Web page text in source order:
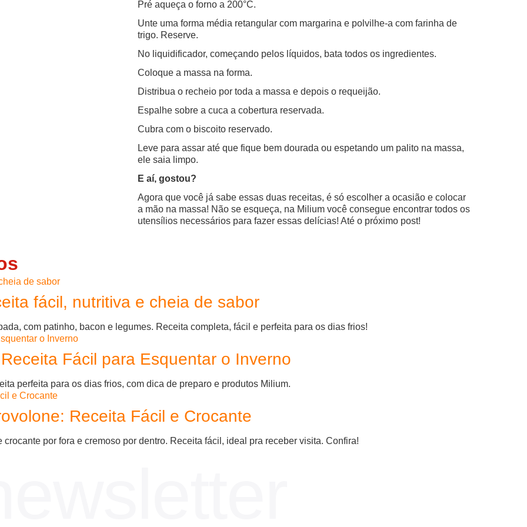
Pré aqueça o forno a 200°C.
Unte uma forma média retangular com margarina e polvilhe-a com farinha de
trigo. Reserve.
No liquidificador, começando pelos líquidos, bata todos os ingredientes.
Coloque a massa na forma.
Distribua o recheio por toda a massa e depois o requeijão.
Espalhe sobre a cuca a cobertura reservada.
Cubra com o biscoito reservado.
Leve para assar até que fique bem dourada ou espetando um palito na massa,
ele saia limpo.
E aí, gostou?
Agora que você já sabe essas duas receitas, é só escolher a ocasião e colocar
a mão na massa! Não se esqueça, na Milium você consegue encontrar todos os
utensílios necessários para fazer essas delícias! Até o próximo post!
fácil, nutritiva e cheia de sabor
com patinho, bacon e legumes. Receita completa, fácil e perfeita para os dias frios!
Fácil para Esquentar o Inverno
perfeita para os dias frios, com dica de preparo e produtos Milium.
Receita Fácil e Crocante
por fora e cremoso por dentro. Receita fácil, ideal pra receber visita. Confira!